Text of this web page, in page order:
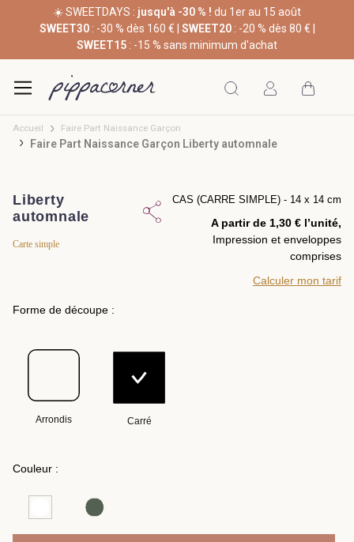
☀️ SWEETDAYS : jusqu'à -30 % ! du 1er au 15 août
SWEET30: -30 % dès 160 € | SWEET20: -20 % dès 80 € |
SWEET15 : -15 % sans minimum d'achat
Accueil Faire Part Naissance Garçon
Faire Part Naissance Garçon Liberty automnale
Liberty
automnale
Carte simple
CAS (CARRE SIMPLE) - 14 x 14 cm
A partir de 1,30 € l’unité,
Impression et enveloppes
comprises
Calculer mon tarif
Forme de découpe :
Arrondis Carré
Couleur :